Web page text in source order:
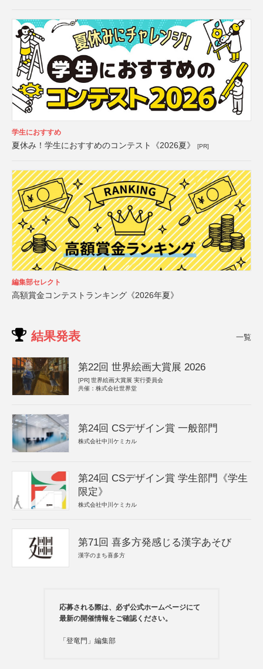
学生におすすめ
夏休み！学生におすすめのコンテスト《2026夏》 [PR]
編集部セレクト
高額賞金コンテストランキング《2026年夏》
結果発表 一覧
第22回 世界絵画大賞展 2026
[PR] 世界絵画大賞展 実行委員会
共催：株式会社世界堂
第24回 CSデザイン賞 一般部門
株式会社中川ケミカル
第24回 CSデザイン賞 学生部門《学生
限定》
株式会社中川ケミカル
第71回 喜多方発感じる漢字あそび
漢字のまち喜多方
応募される際は、必ず公式ホームページにて
最新の開催情報をご確認ください。
「登竜門」編集部